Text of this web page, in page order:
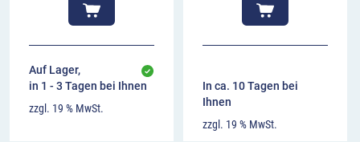
Auf Lager,
in 1 - 3 Tagen bei Ihnen
zzgl. 19 % MwSt.
In ca. 10 Tagen bei
Ihnen
zzgl. 19 % MwSt.